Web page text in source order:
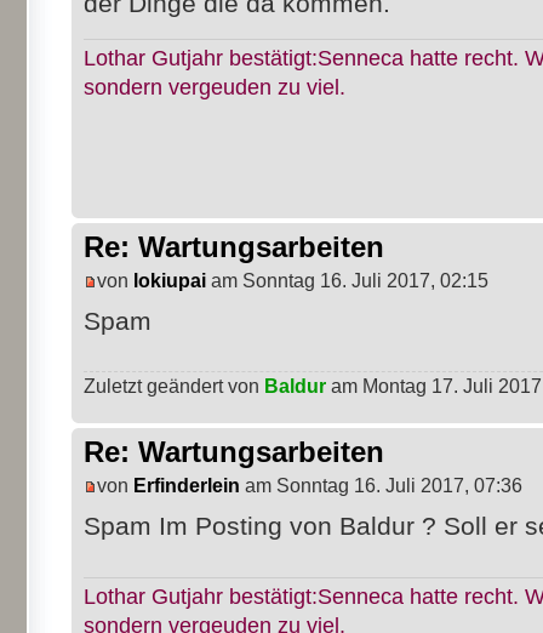
Lothar Gutjahr bestätigt:Senneca hatte recht.
sondern vergeuden zu viel.
Re: Wartungsarbeiten
von lokiupai am Sonntag 16. Juli 2017, 02:15
Spam
Zuletzt geändert von Baldur am Montag 17. Juli
Re: Wartungsarbeiten
von Erfinderlein am Sonntag 16. Juli 2017, 07:36
Spam Im Posting von Baldur ? Soll er
Lothar Gutjahr bestätigt:Senneca hatte recht.
sondern vergeuden zu viel.